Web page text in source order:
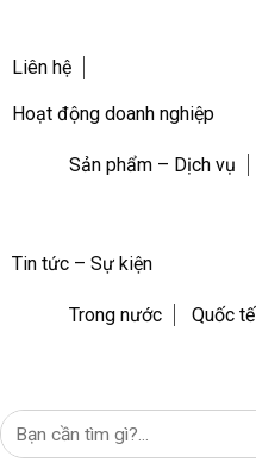
Liên hệ
Hoạt động doanh nghiệp
Sản phẩm – Dịch vụ
Tin tức – Sự kiện
Trong nước Quốc tế